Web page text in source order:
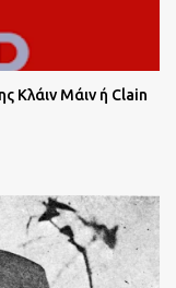
Κλάιν Μάιν ή Clain